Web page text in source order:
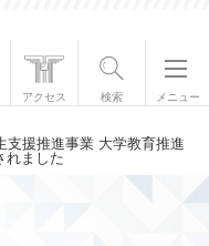
アクセス 検索 メニュー
援推進事業 大学教育推進
れました